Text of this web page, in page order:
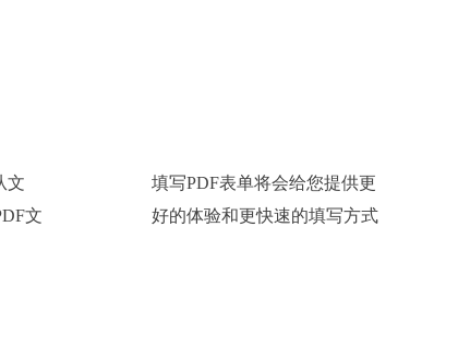
文
文
填写PDF表单将会给您提供更
好的体验和更快速的填写方式